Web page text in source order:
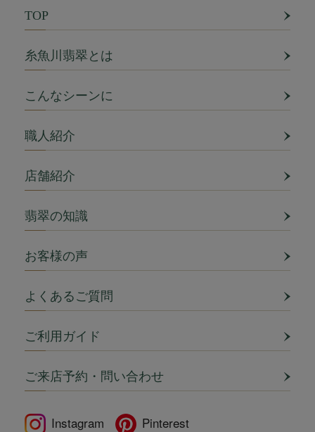
TOP
糸魚川翡翠とは
こんなシーンに
職人紹介
店舗紹介
翡翠の知識
お客様の声
よくあるご質問
ご利用ガイド
ご来店予約・問い合わせ
Instagram
Pinterest